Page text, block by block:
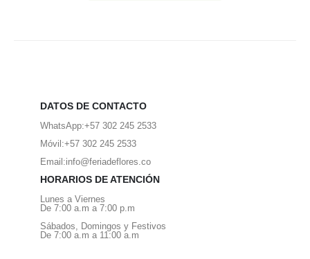
DATOS DE CONTACTO
WhatsApp:+57 302 245 2533
Móvil:+57 302 245 2533
Email:info@feriadeflores.co
HORARIOS DE ATENCIÓN
Lunes a Viernes
De 7:00 a.m a 7:00 p.m
Sábados, Domingos y Festivos
De 7:00 a.m a 11:00 a.m